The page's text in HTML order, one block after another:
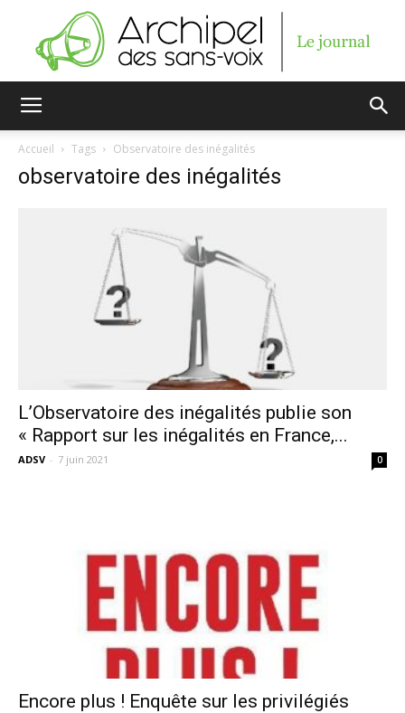
sans-
voix
Accueil Tags Observatoire des inégalités
observatoire des inégalités
L’Observatoire des inégalités publie son
« Rapport sur les inégalités en France,...
ADSV - 7 juin 2021 0
Encore plus ! Enquête sur les privilégiés